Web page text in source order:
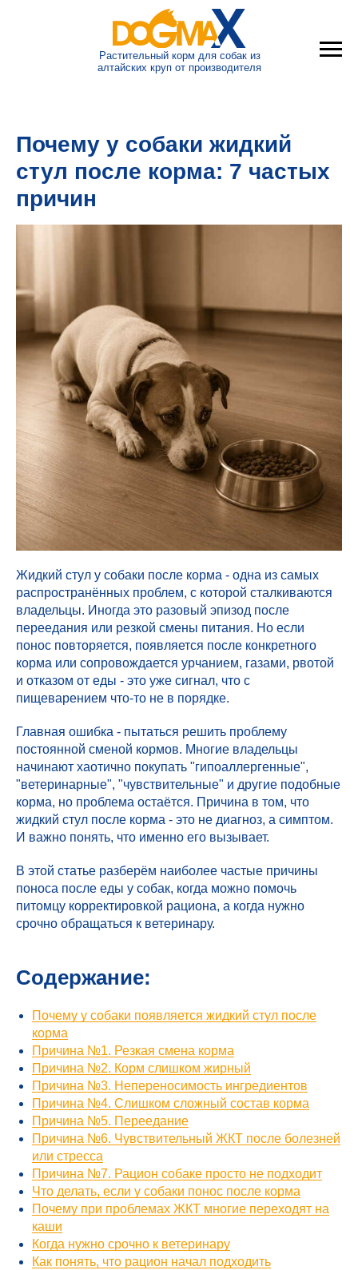
Растительный корм для собак из
алтайских круп от производителя
Почему у собаки жидкий
стул после корма: 7 частых
причин
Жидкий стул у собаки после корма - одна из самых
распространённых проблем, с которой сталкиваются
владельцы. Иногда это разовый эпизод после
переедания или резкой смены питания. Но если
понос повторяется, появляется после конкретного
корма или сопровождается урчанием, газами, рвотой
и отказом от еды - это уже сигнал, что с
пищеварением что-то не в порядке.
Главная ошибка - пытаться решить проблему
постоянной сменой кормов. Многие владельцы
начинают хаотично покупать "гипоаллергенные",
"ветеринарные", "чувствительные" и другие подобные
корма, но проблема остаётся. Причина в том, что
жидкий стул после корма - это не диагноз, а симптом.
И важно понять, что именно его вызывает.
В этой статье разберём наиболее частые причины
поноса после еды у собак, когда можно помочь
питомцу корректировкой рациона, а когда нужно
срочно обращаться к ветеринару.
Содержание:
Почему у собаки появляется жидкий стул после
корма
Причина №1. Резкая смена корма
Причина №2. Корм слишком жирный
Причина №3. Непереносимость ингредиентов
Причина №4. Слишком сложный состав корма
Причина №5. Переедание
Причина №6. Чувствительный ЖКТ после болезней
или стресса
Причина №7. Рацион собаке просто не подходит
Что делать, если у собаки понос после корма
Почему при проблемах ЖКТ многие переходят на
каши
Когда нужно срочно к ветеринару
Как понять, что рацион начал подходить